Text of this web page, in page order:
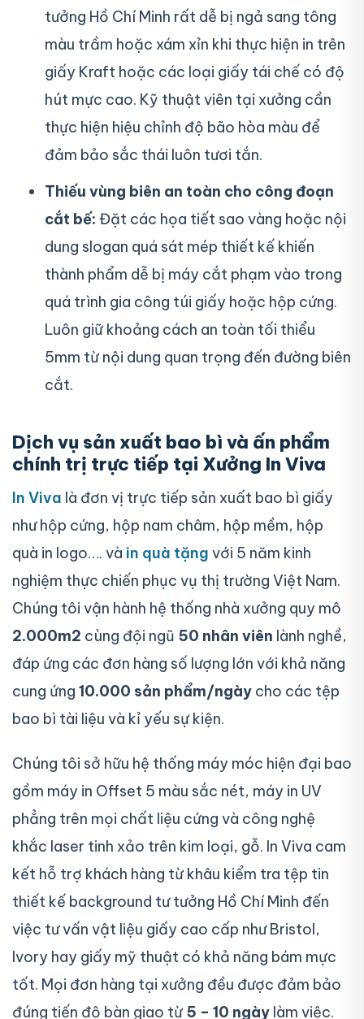
tưởng Hồ Chí Minh rất dễ bị ngả sang tông
màu trầm hoặc xám xỉn khi thực hiện in trên
giấy Kraft hoặc các loại giấy tái chế có độ
hút mực cao. Kỹ thuật viên tại xưởng cần
thực hiện hiệu chỉnh độ bão hòa màu để
đảm bảo sắc thái luôn tươi tắn.
Thiếu vùng biên an toàn cho công đoạn
cắt bế: Đặt các họa tiết sao vàng hoặc nội
dung slogan quá sát mép thiết kế khiến
thành phẩm dễ bị máy cắt phạm vào trong
quá trình gia công túi giấy hoặc hộp cứng.
Luôn giữ khoảng cách an toàn tối thiểu
5mm từ nội dung quan trọng đến đường biên
cắt.
Dịch vụ sản xuất bao bì và ấn phẩm
chính trị trực tiếp tại Xưởng In Viva
In Viva là đơn vị trực tiếp sản xuất bao bì giấy
như hộp cứng, hộp nam châm, hộp mềm, hộp
quà in logo…. và in quà tặng với 5 năm kinh
nghiệm thực chiến phục vụ thị trường Việt Nam.
Chúng tôi vận hành hệ thống nhà xưởng quy mô
2.000m2 cùng đội ngũ 50 nhân viên lành nghề,
đáp ứng các đơn hàng số lượng lớn với khả năng
cung ứng 10.000 sản phẩm/ngày cho các tệp
bao bì tài liệu và kỉ yếu sự kiện.
Chúng tôi sở hữu hệ thống máy móc hiện đại bao
gồm máy in Offset 5 màu sắc nét, máy in UV
phẳng trên mọi chất liệu cứng và công nghệ
khắc laser tinh xảo trên kim loại, gỗ. In Viva cam
kết hỗ trợ khách hàng từ khâu kiểm tra tệp tin
thiết kế background tư tưởng Hồ Chí Minh đến
việc tư vấn vật liệu giấy cao cấp như Bristol,
Ivory hay giấy mỹ thuật có khả năng bám mực
tốt. Mọi đơn hàng tại xưởng đều được đảm bảo
đúng tiến độ bàn giao từ5 – 10 ngày làm việc.